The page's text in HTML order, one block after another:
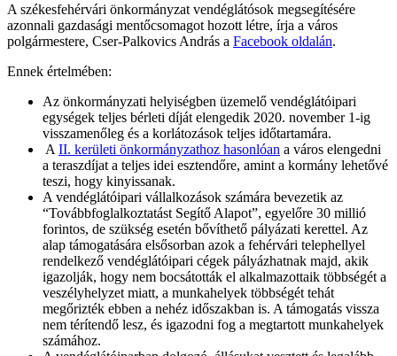
A székesfehérvári önkormányzat vendéglátósok megsegítésére
azonnali gazdasági mentőcsomagot hozott létre, írja a város
polgármestere, Cser-Palkovics András a Facebook oldalán.
Ennek értelmében:
Az önkormányzati helyiségben üzemelő vendéglátóipari
egységek teljes bérleti díját elengedik 2020. november 1-ig
visszamenőleg és a korlátozások teljes időtartamára.
A II. kerületi önkormányzathoz hasonlóan a város elengedni
a teraszdíjat a teljes idei esztendőre, amint a kormány lehetővé
teszi, hogy kinyissanak.
A vendéglátóipari vállalkozások számára bevezetik az
“Továbbfoglalkoztatást Segítő Alapot”, egyelőre 30 millió
forintos, de szükség esetén bővíthető pályázati kerettel. Az
alap támogatására elsősorban azok a fehérvári telephellyel
rendelkező vendéglátóipari cégek pályázhatnak majd, akik
igazolják, hogy nem bocsátották el alkalmazottaik többségét a
veszélyhelyzet miatt, a munkahelyek többségét tehát
megőrizték ebben a nehéz időszakban is. A támogatás vissza
nem térítendő lesz, és igazodni fog a megtartott munkahelyek
számához.